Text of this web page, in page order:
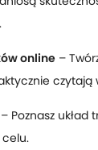
online –
czytają
– Poznasz układ